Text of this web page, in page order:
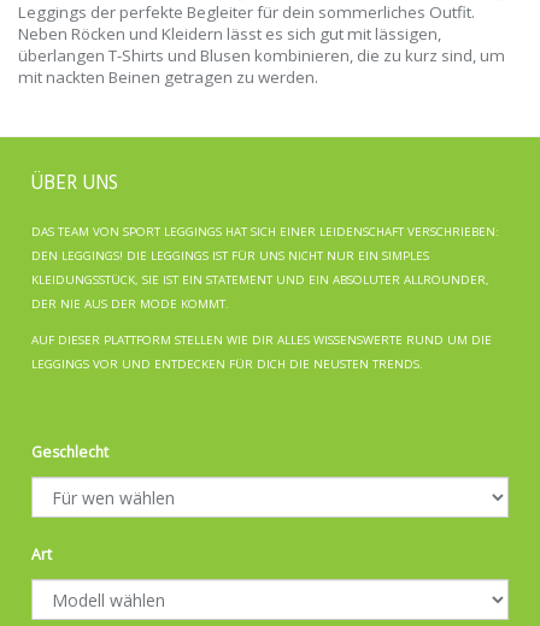
Leggings der perfekte Begleiter für dein sommerliches Outfit.
Neben Röcken und Kleidern lässt es sich gut mit lässigen,
überlangen T-Shirts und Blusen kombinieren, die zu kurz sind, um
mit nackten Beinen getragen zu werden.
ÜBER UNS
DAS TEAM VON SPORT LEGGINGS HAT SICH EINER LEIDENSCHAFT VERSCHRIEBEN:
DEN LEGGINGS! DIE LEGGINGS IST FÜR UNS NICHT NUR EIN SIMPLES
KLEIDUNGSSTÜCK, SIE IST EIN STATEMENT UND EIN ABSOLUTER ALLROUNDER,
DER NIE AUS DER MODE KOMMT.
AUF DIESER PLATTFORM STELLEN WIE DIR ALLES WISSENSWERTE RUND UM DIE
LEGGINGS VOR UND ENTDECKEN FÜR DICH DIE NEUSTEN TRENDS.
Geschlecht
Art